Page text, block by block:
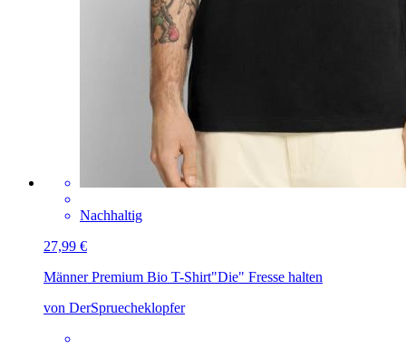
Nachhaltig
27,99 €
Männer Premium Bio T-Shirt"Die" Fresse halten
von DerSpruecheklopfer